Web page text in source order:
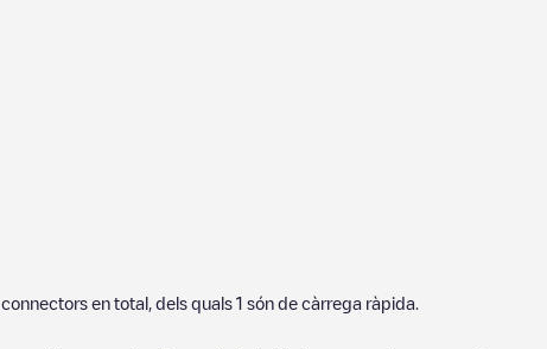
connectors en total, dels quals 1 són de càrrega ràpida.